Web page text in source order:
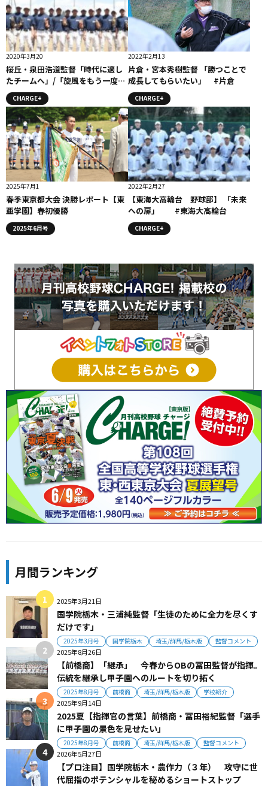
2020年3月20
桜丘・泉田浩道監督「時代に適し
たチームへ」/「旋風をもう一度」
監督コメント
CHARGE+
2022年2月13
片倉・宮本秀樹監督 「勝つことで
成長してもらいたい」 #片倉
CHARGE+
2025年7月1
春季東京都大会 決勝レポート【東
亜学園】春初優勝
2025年6月号
2022年2月27
【東海大高輪台 野球部】 「未来
への扉」 #東海大高輪台
CHARGE+
月間ランキング
2025年3月21日
国学院栃木・三浦純監督「生徒のために全力を尽くす
だけです」
2025年3月号 国学院栃木 埼玉/群馬/栃木版 監督コメント
2025年8月26日
【前橋商】「継承」 今春からOBの冨田監督が指揮。
伝統を継承し甲子園へのルートを切り拓く
2025年8月号 前橋商 埼玉/群馬/栃木版 学校紹介
2025年9月14日
2025夏【指揮官の言葉】前橋商・冨田裕紀監督「選手
に甲子園の景色を見せたい」
2025年8月号 前橋商 埼玉/群馬/栃木版 監督コメント
2026年5月27日
【プロ注目】国学院栃木・農作力（３年） 攻守に世
代屈指のポテンシャルを秘めるショートストップ